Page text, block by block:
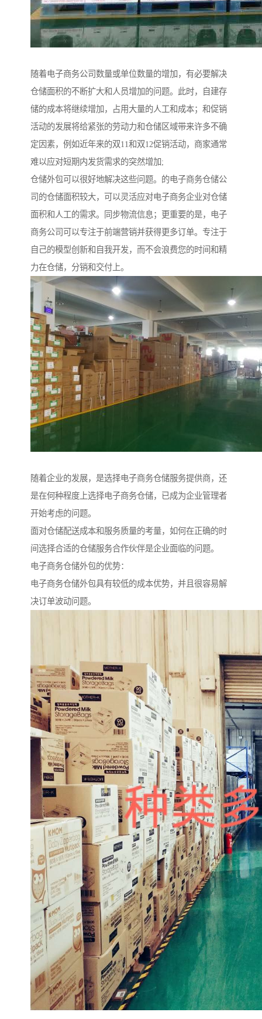
随着电子商务公司数量或单位数量的增加，有必要解决
仓储面积的不断扩大和人员增加的问题。此时，自建存
储的成本将继续增加，占用大量的人工和成本；和促销
活动的发展将给紧张的劳动力和仓储区域带来许多不确
定因素，例如近年来的双11和双12促销活动，商家通常
难以应对短期内发货需求的突然增加;
仓储外包可以很好地解决这些问题。的电子商务仓储公
司的仓储面积较大，可以灵活应对电子商务企业对仓储
面积和人工的需求。同步物流信息；更重要的是，电子
商务公司可以专注于前端营销并获得更多订单。专注于
自己的模型创新和自我开发，而不会浪费您的时间和精
力在仓储，分销和交付上。
随着企业的发展，是选择电子商务仓储服务提供商，还
是在何种程度上选择电子商务仓储，已成为企业管理者
开始考虑的问题。
面对仓储配送成本和服务质量的考量，如何在正确的时
间选择合适的仓储服务合作伙伴是企业面临的问题。
电子商务仓储外包的优势：
电子商务仓储外包具有较低的成本优势，并且很容易解
决订单波动问题。